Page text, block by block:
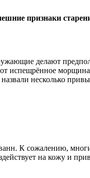
признаки
делают
испещрённое
несколько
К сожалению,
на кожу и